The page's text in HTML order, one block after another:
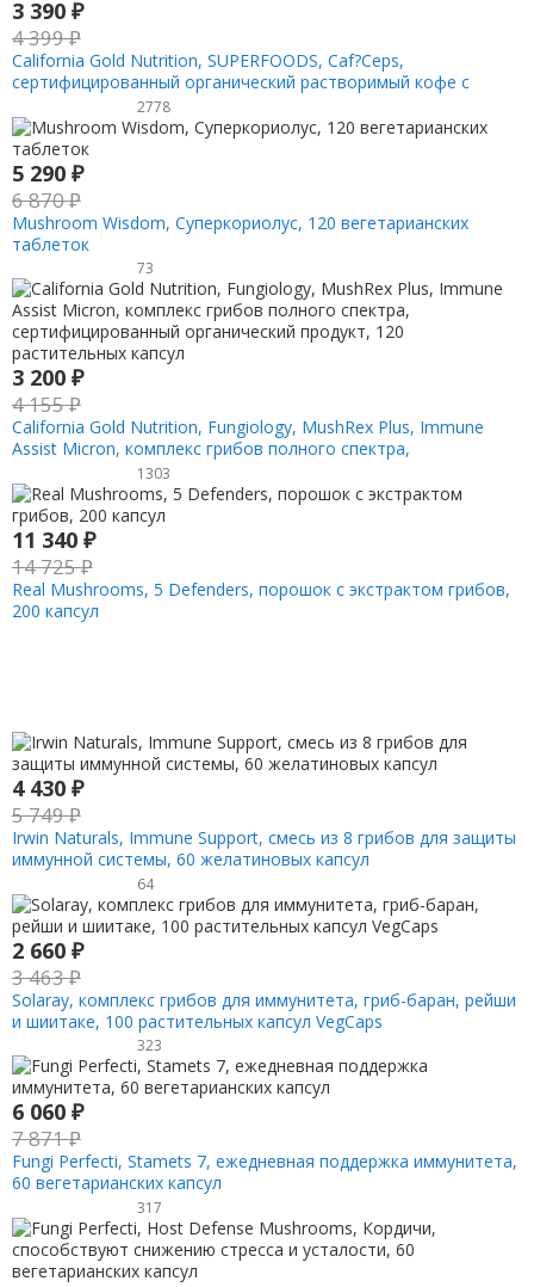
3 390 ₽
4 399₽
California Gold Nutrition, SUPERFOODS, Caf?Ceps,
сертифицированный органический растворимый кофе с
порошком из грибов кордицепс и рейши, 100 г (3,5 унции)
2778
5 290 ₽
6 870₽
Mushroom Wisdom, Суперкориолус, 120 вегетарианских
таблеток
73
3 200 ₽
4 155₽
California Gold Nutrition, Fungiology, MushRex Plus, Immune
Assist Micron, комплекс грибов полного спектра,
сертифицированный органический продукт, 120
растительных капсул
1303
11 340 ₽
14 725₽
Real Mushrooms, 5 Defenders, порошок с экстрактом грибов,
200 капсул
4 430 ₽
5 749₽
Irwin Naturals, Immune Support, смесь из 8 грибов для защиты
иммунной системы, 60 желатиновых капсул
64
2 660 ₽
3 463₽
Solaray, комплекс грибов для иммунитета, гриб-баран, рейши
и шиитаке, 100 растительных капсул VegCaps
323
6 060 ₽
7 871₽
Fungi Perfecti, Stamets 7, ежедневная поддержка иммунитета,
60 вегетарианских капсул
317